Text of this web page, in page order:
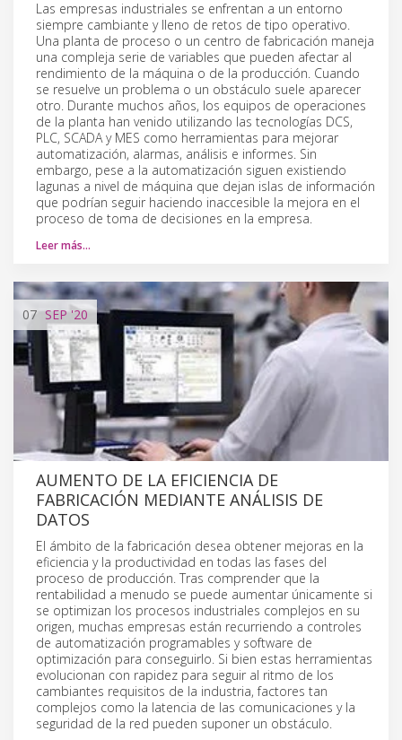
Las empresas industriales se enfrentan a un entorno
siempre cambiante y lleno de retos de tipo operativo.
Una planta de proceso o un centro de fabricación maneja
una compleja serie de variables que pueden afectar al
rendimiento de la máquina o de la producción. Cuando
se resuelve un problema o un obstáculo suele aparecer
otro. Durante muchos años, los equipos de operaciones
de la planta han venido utilizando las tecnologías DCS,
PLC, SCADA y MES como herramientas para mejorar
automatización, alarmas, análisis e informes. Sin
embargo, pese a la automatización siguen existiendo
lagunas a nivel de máquina que dejan islas de información
que podrían seguir haciendo inaccesible la mejora en el
proceso de toma de decisiones en la empresa.
Leer más…
07 SEP'20
AUMENTO DE LA EFICIENCIA DE
FABRICACIÓN MEDIANTE ANÁLISIS DE
DATOS
El ámbito de la fabricación desea obtener mejoras en la
eficiencia y la productividad en todas las fases del
proceso de producción. Tras comprender que la
rentabilidad a menudo se puede aumentar únicamente si
se optimizan los procesos industriales complejos en su
origen, muchas empresas están recurriendo a controles
de automatización programables y software de
optimización para conseguirlo. Si bien estas herramientas
evolucionan con rapidez para seguir al ritmo de los
cambiantes requisitos de la industria, factores tan
complejos como la latencia de las comunicaciones y la
seguridad de la red pueden suponer un obstáculo.